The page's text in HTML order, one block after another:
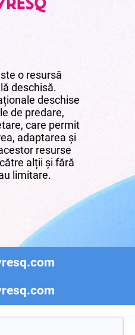
o resursă
deschisă.
deschise
de predare,
care permit
adaptarea și
resurse
alții și fără
limitare.